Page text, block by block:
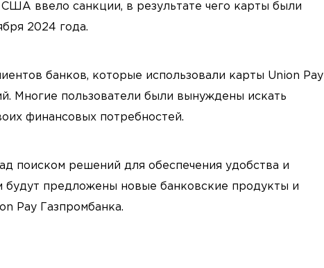
ввело санкции, в результате чего карты были
2024 года.
банков, которые использовали карты Union Pay
Многие пользователи были вынуждены искать
финансовых потребностей.
поиском решений для обеспечения удобства и
будут предложены новые банковские продукты и
Pay Газпромбанка.